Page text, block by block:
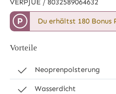
P Du erhältst 180 Bonus
Vorteile
Neoprenpolsterung
Wasserdicht